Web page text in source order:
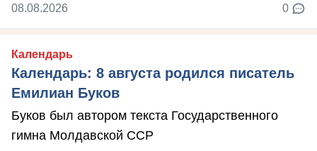
08.08.2026 0
Календарь
Календарь: 8 августа родился писатель
Емилиан Буков
Буков был автором текста Государственного
гимна Молдавской ССР